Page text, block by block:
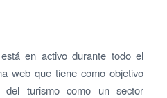
en activo durante todo el
web que tiene como objetivo
turismo como un sector